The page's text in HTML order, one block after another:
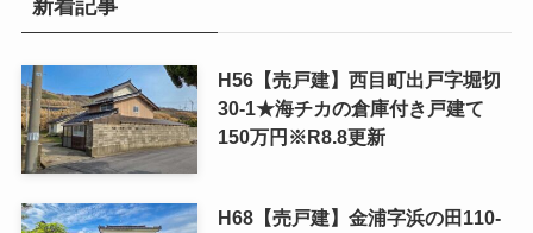
新着記事
H56【売戸建】西目町出戸字堀切
30-1★海チカの倉庫付き戸建て
150万円※R8.8更新
H68【売戸建】金浦字浜の田110-